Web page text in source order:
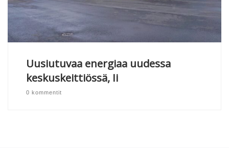
Uusiutuvaa energiaa uudessa
keskuskeittiössä, Ii
0 kommentit